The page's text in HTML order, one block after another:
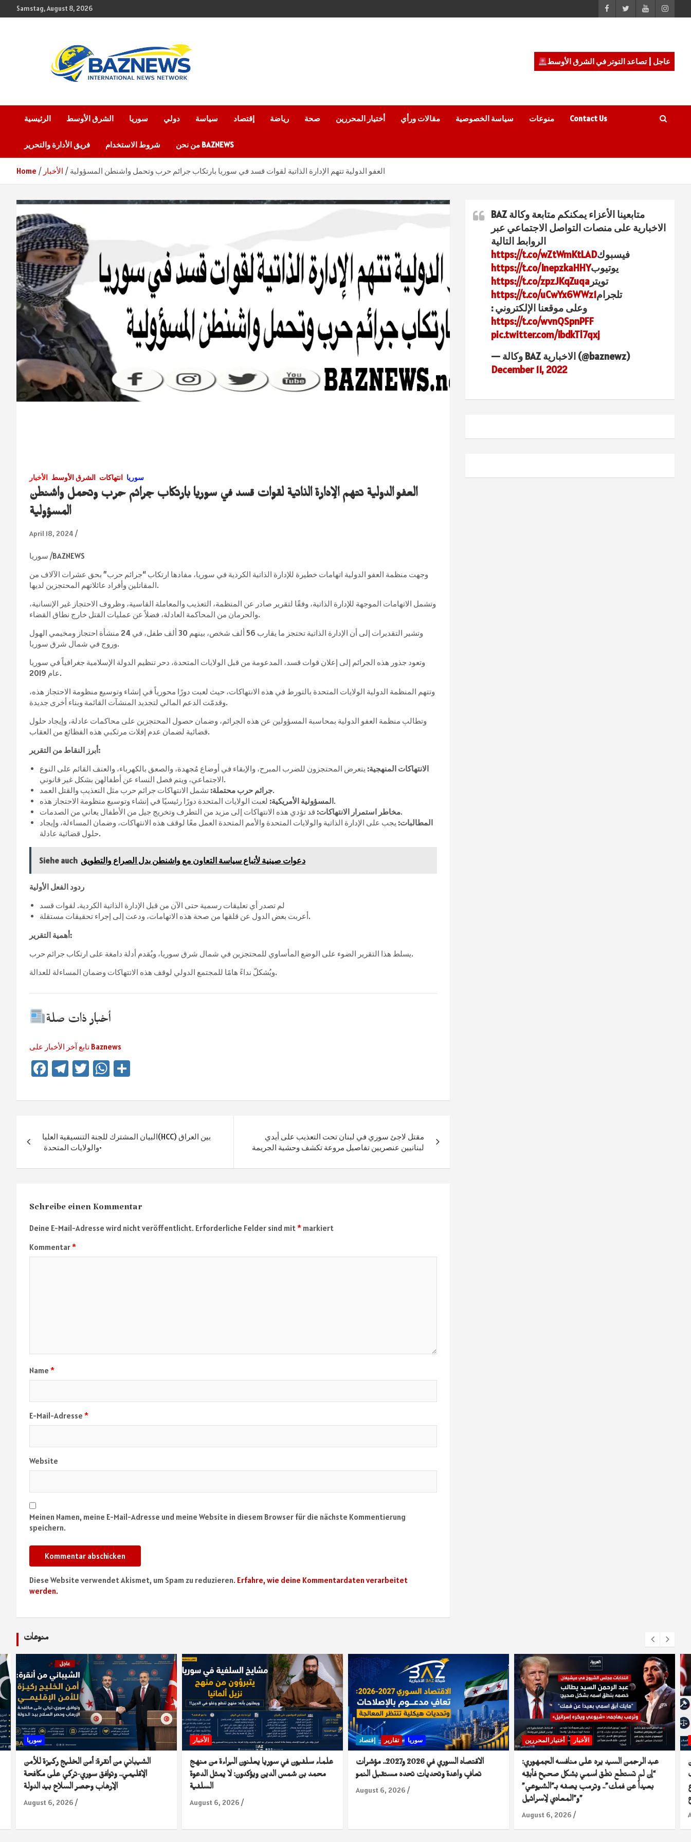
to
Samstag, August 8, 2026
BAZNEWS
عاجل | تصاعد التوتر في الشرق الأوسط
الرئيسية الشرق الأوسط سوريا دولي سياسة إقتصاد رياضة صحة أختيار المحررين مقالات ورأي سياسة الخصوصية منوعات Contact Us
فريق الأدارة والتحرير شروط الاستخدام من نحن BAZNEWS
Home الأخبار العفو الدولية تتهم الإدارة الذاتية لقوات قسد في سوريا بارتكاب جرائم حرب وتحمل واشنطن المسؤولية
الأخبار الشرق الأوسط انتهاكات سوريا
العفو الدولية تتهم الإدارة الذاتية لقوات قسد في سوريا بارتكاب جرائم حرب وتحمل واشنطن
المسؤولية
April 18, 2024
سوريا /BAZNEWS
وجهت منظمة العفو الدولية اتهامات خطيرة للإدارة الذاتية الكردية في سوريا، مفادها ارتكاب “جرائم حرب” بحق عشرات الآلاف من
المقاتلين وأفراد عائلاتهم المحتجزين لديها.
وتشمل الاتهامات الموجهة للإدارة الذاتية، وفقًا لتقرير صادر عن المنظمة، التعذيب والمعاملة القاسية، وظروف الاحتجاز غير الإنسانية،
والحرمان من المحاكمة العادلة، فضلاً عن عمليات القتل خارج نطاق القضاء.
وتشير التقديرات إلى أن الإدارة الذاتية تحتجز ما يقارب 56 ألف شخص، بينهم 30 ألف طفل، في 24 منشأة احتجاز ومخيمي الهول
وروج في شمال شرق سوريا.
وتعود جذور هذه الجرائم إلى إعلان قوات قسد، المدعومة من قبل الولايات المتحدة، دحر تنظيم الدولة الإسلامية جغرافياً في سوريا
عام 2019.
وتتهم المنظمة الدولية الولايات المتحدة بالتورط في هذه الانتهاكات، حيث لعبت دورًا محورياً في إنشاء وتوسيع منظومة الاحتجاز هذه،
وقدمّت الدعم المالي لتجديد المنشآت القائمة وبناء أخرى جديدة.
وتطالب منظمة العفو الدولية بمحاسبة المسؤولين عن هذه الجرائم، وضمان حصول المحتجزين على محاكمات عادلة، وإيجاد حلول
قضائية لضمان عدم إفلات مرتكبي هذه الفظائع من العقاب.
أبرز النقاط من التقرير:
الانتهاكات المنهجية: يتعرض المحتجزون للضرب المبرح، والإبقاء في أوضاع مُجهدة، والصعق بالكهرباء، والعنف القائم على النوع
الاجتماعي، ويتم فصل النساء عن أطفالهن بشكل غير قانوني.
جرائم حرب محتملة:تشمل الانتهاكات جرائم حرب مثل التعذيب والقتل العمد.
المسؤولية الأمريكية:لعبت الولايات المتحدة دورًا رئيسيًا في إنشاء وتوسيع منظومة الاحتجاز هذه.
مخاطر استمرار الانتهاكات:قد تؤدي هذه الانتهاكات إلى مزيد من التطرف وتخريج جيل من الأطفال يعاني من الصدمات.
المطالبات: يجب على الإدارة الذاتية والولايات المتحدة والأمم المتحدة العمل معًا لوقف هذه الانتهاكات، وضمان المساءلة، وإيجاد
حلول قضائية عادلة.
Siehe auch دعوات صينية لأتباع سياسة التعاون مع واشنطن بدل الصراع والتطويق
لم تصدر أي تعليقات رسمية حتى الآن من قبل الإدارة الذاتية الكردية. لقوات قسد
أعربت بعض الدول عن قلقها من صحة هذه الاتهامات، ودعت إلى إجراء تحقيقات مستقلة.
أهمية التقرير:
يسلط هذا التقرير الضوء على الوضع المأساوي للمحتجزين في شمال شرق سوريا، ويُقدم أدلة دامغة على ارتكاب جرائم حرب.
ويُشكلّ نداءً هامًا للمجتمع الدولي لوقف هذه الانتهاكات وضمان المساءلة للعدالة.
أخبار ذات صلة
تابع آخر الأخبار على Baznews
Fa
b
ok
Te
gr
m
T
tt
W
at
p
n
البيان المشترك للجنة التنسيقية العليا(HCC) بين العراق
والولايات المتحدة ‏•
مقتل لاجئ سوري في لبنان تحت التعذيب على أيدي
لبنانيين عنصريين تفاصيل مروعة تكشف وحشية الجريمة
Schreibe einen Kommentar
Deine E-Mail-Adresse wird nicht veröffentlicht. Erforderliche Felder sind mit* markiert
Kommentar*
Name *
E-Mail-Adresse *
Website
Meinen Namen, meine E-Mail-Adresse und meine Website in diesem Browser für die nächste Kommentierung
speichern.
Diese Website verwendet Akismet, um Spam zu reduzieren. Erfahre, wie deine Kommentardaten verarbeitet
werden.
متابعينا الأعزاء يمكنكم متابعة وكالة BAZ
الاخبارية على منصات التواصل الاجتماعي عبر
الروابط التالية
فيسبوكhttps://t.co/wZtWmKtLAD
يوتيوبhttps://t.co/InepzkaHHY
تويتر https://t.co/zpzJKqZuqa
تلجرامhttps://t.co/uCwYx6WWz1
وعلى موقعنا الإلكتروني :
https://t.co/wvnQSpnPFF
pic.twitter.com/ibdkTl7qxj
— وكالة BAZ الاخبارية (@baznewz)
December 11, 2022
منوعات
سوريا
الشيباني من أنقرة: أمن الخليج ركيزة للأمن
الإقليمي.. وتوافق سوري-تركي على مكافحة
الإرهاب وحصر السلاح بيد الدولة
August 6, 2026
الأخبار
علماء سلفيون في سوريا يعلنون البراءة من منهج
محمد بن شمس الدين ويؤكدون: لا يمثل الدعوة
السلفية
August 6, 2026
إقتصاد تقارير سوريا
الاقتصاد السوري في 2026 و2027.. مؤشرات
تعافٍ واعدة وتحديات تحدد مستقبل النمو
August 6, 2026
أختيار المحررين الأخبار
عبد الرحمن السيد يرد على منافسه الجمهوري:
“إن لم تستطع نطق اسمي بشكل صحيح فأبقِه
بعيداً عن فمك”.. وترمب يصفه بـ”الشيوعي”
August 6, 2026